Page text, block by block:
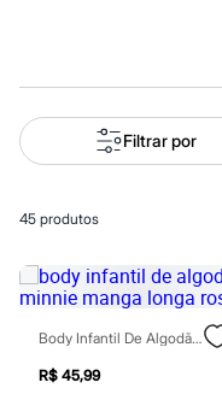
Novidades
Roupas
Blusas e Camisetas
Básicos
Jeans
Saias
Shorts e Bermudas
Vestidos
Acessórios
Bolsas
Bonés e Chapéus
Filtrar por
45 produtos
Body Infantil De Algodão Minnie Manga Longa Rosa
R$ 45,99